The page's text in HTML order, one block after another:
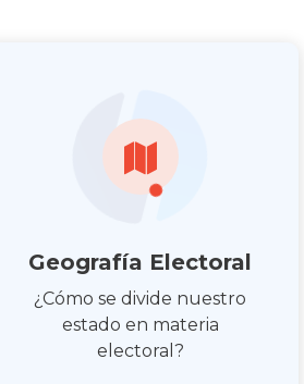
Geografía Electoral
¿Cómo se divide nuestro
estado en materia
electoral?